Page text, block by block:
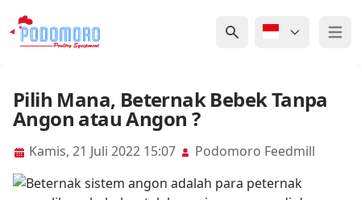
Open
Pilih Mana, Beternak Bebek Tanpa
Angon atau Angon ?
Kamis, 21 Juli 2022 15:07 Podomoro Feedmill